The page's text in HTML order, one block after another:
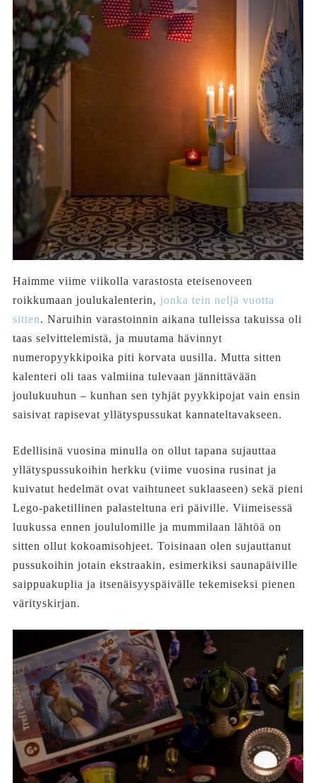
Haimme viime viikolla varastosta eteisenoveen
roikkumaan joulukalenterin, jonka tein neljä vuotta
sitten. Naruihin varastoinnin aikana tulleissa takuissa oli
taas selvittelemistä, ja muutama hävinnyt
numeropyykkipoika piti korvata uusilla. Mutta sitten
kalenteri oli taas valmiina tulevaan jännittävään
joulukuuhun – kunhan sen tyhjät pyykkipojat vain ensin
saisivat rapisevat yllätyspussukat kannateltavakseen.
Edellisinä vuosina minulla on ollut tapana sujauttaa
yllätyspussukoihin herkku (viime vuosina rusinat ja
kuivatut hedelmät ovat vaihtuneet suklaaseen) sekä pieni
Lego-paketillinen palasteltuna eri päiville. Viimeisessä
luukussa ennen joululomille ja mummilaan lähtöä on
sitten ollut kokoamisohjeet. Toisinaan olen sujauttanut
pussukoihin jotain ekstraakin, esimerkiksi saunapäiville
saippuakuplia ja itsenäisyyspäivälle tekemiseksi pienen
värityskirjan.